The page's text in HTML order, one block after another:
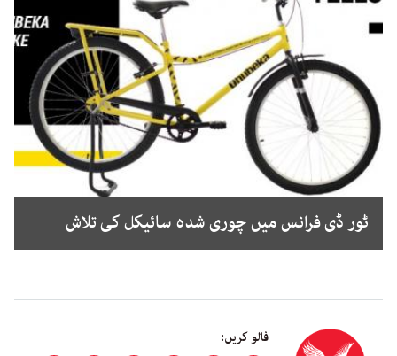
ٹور ڈی فرانس میں چوری شدہ سائیکل کی تلاش
فالو کریں: